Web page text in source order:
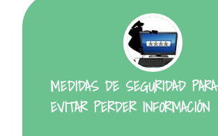
MEDIDAS DE SEGURIDAD PARA
EVITAR PERDER INFORMACIÓN